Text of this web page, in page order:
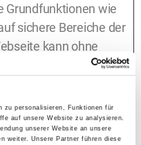
zu personalisieren, Funktionen für
auf unsere Website zu analysieren.
unserer Website an unsere
weiter. Unsere Partner führen diese
Grundfunktionen wie
sichere Bereiche der
kann ohne
den
1 Jahr